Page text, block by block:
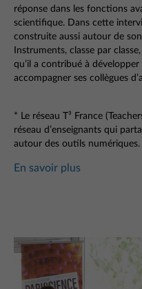
réponse dans les fonctions
scientifique. Dans cette
construite aussi autour de son
Instruments, classe par
qu’il a contribué à
accompagner ses collègues
* Le réseau T³ France
réseau d’enseignants qui
autour des outils numériques.
En savoir plus